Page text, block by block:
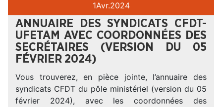
1Avr.2024
ANNUAIRE DES SYNDICATS CFDT-
UFETAM AVEC COORDONNÉES DES
SECRÉTAIRES (VERSION DU 05
FÉVRIER 2024)
Vous trouverez, en pièce jointe, l’annuaire des
syndicats CFDT du pôle ministériel (version du 05
février 2024), avec les coordonnées des